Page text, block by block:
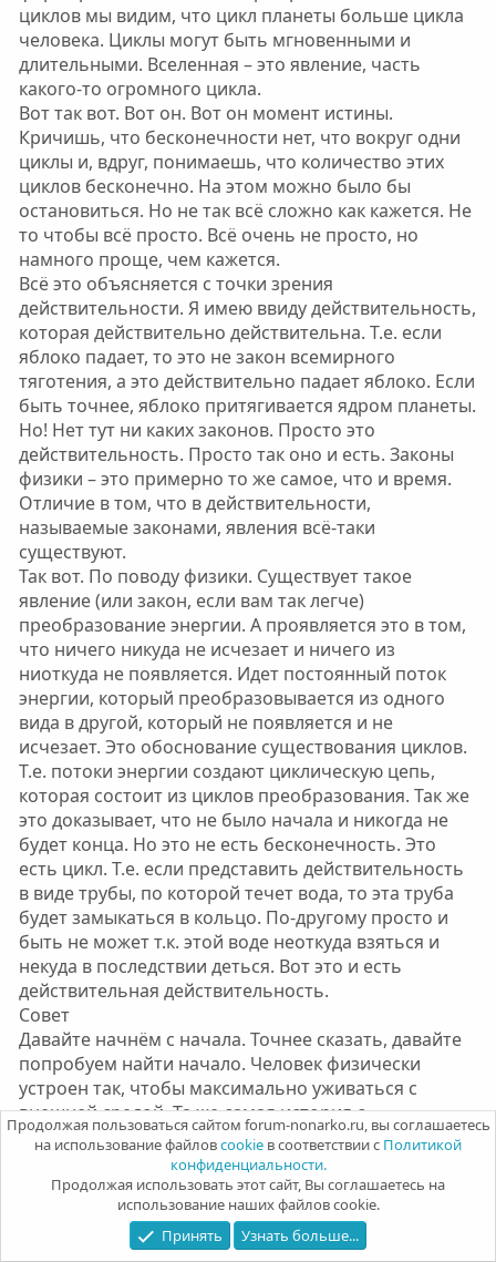
циклов мы видим, что цикл планеты больше цикла
человека. Циклы могут быть мгновенными и
длительными. Вселенная – это явление, часть
какого-то огромного цикла.
Вот так вот. Вот он. Вот он момент истины.
Кричишь, что бесконечности нет, что вокруг одни
циклы и, вдруг, понимаешь, что количество этих
циклов бесконечно. На этом можно было бы
остановиться. Но не так всё сложно как кажется. Не
то чтобы всё просто. Всё очень не просто, но
намного проще, чем кажется.
Всё это объясняется с точки зрения
действительности. Я имею ввиду действительность,
которая действительно действительна. Т.е. если
яблоко падает, то это не закон всемирного
тяготения, а это действительно падает яблоко. Если
быть точнее, яблоко притягивается ядром планеты.
Но! Нет тут ни каких законов. Просто это
действительность. Просто так оно и есть. Законы
физики – это примерно то же самое, что и время.
Отличие в том, что в действительности,
называемые законами, явления всё-таки
существуют.
Так вот. По поводу физики. Существует такое
явление (или закон, если вам так легче)
преобразование энергии. А проявляется это в том,
что ничего никуда не исчезает и ничего из
ниоткуда не появляется. Идет постоянный поток
энергии, который преобразовывается из одного
вида в другой, который не появляется и не
исчезает. Это обоснование существования циклов.
Т.е. потоки энергии создают циклическую цепь,
которая состоит из циклов преобразования. Так же
это доказывает, что не было начала и никогда не
будет конца. Но это не есть бесконечность. Это
есть цикл. Т.е. если представить действительность
в виде трубы, по которой течет вода, то эта труба
будет замыкаться в кольцо. По-другому просто и
быть не может т.к. этой воде неоткуда взяться и
некуда в последствии деться. Вот это и есть
действительная действительность.
Совет
Давайте начнём с начала. Точнее сказать, давайте
попробуем найти начало. Человек физически
устроен так, чтобы максимально уживаться с
внешней средой. Та же самая история с
психологическим строением человека. С самого
своего начала человечество наблюдало одну и ту
же картину: всё имеет своё начало, всё имеет своё
продолжение, всё имеет свой конец. Т.е. человеку
не то что бы сложно, ему практически не возможно
Продолжая пользоваться сайтом forum-nonarko.ru, вы соглашаетесь
на использование файловcookie в соответствии с Политикой
конфиденциальности.
Продолжая использовать этот сайт, Вы соглашаетесь на
использование наших файлов cookie.
Принять
Узнать больше...